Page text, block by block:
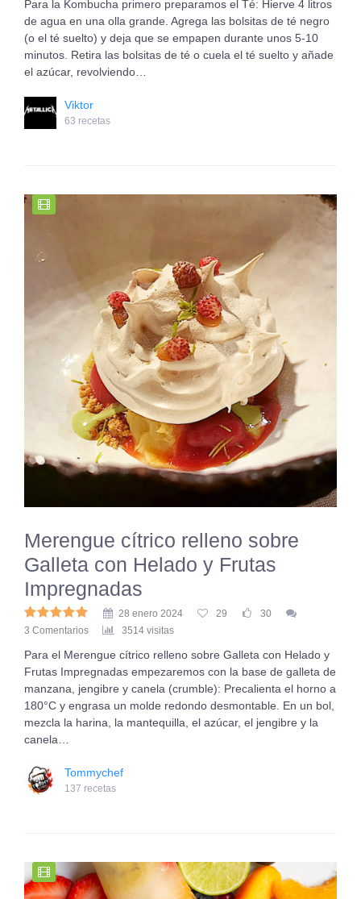
Para la Kombucha primero preparamos el Té: Hierve 4 litros
de agua en una olla grande. Agrega las bolsitas de té negro
(o el té suelto) y deja que se empapen durante unos 5-10
minutos. Retira las bolsitas de té o cuela el té suelto y añade
el azúcar, revolviendo…
Viktor
63 recetas
Merengue cítrico relleno sobre
Galleta con Helado y Frutas
Impregnadas
28 enero 2024 29
30
3 Comentarios
3514 visitas
Para el Merengue cítrico relleno sobre Galleta con Helado y
Frutas Impregnadas empezaremos con la base de galleta de
manzana, jengibre y canela (crumble): Precalienta el horno a
180°C y engrasa un molde redondo desmontable. En un bol,
mezcla la harina, la mantequilla, el azúcar, el jengibre y la
canela…
Tommychef
137 recetas